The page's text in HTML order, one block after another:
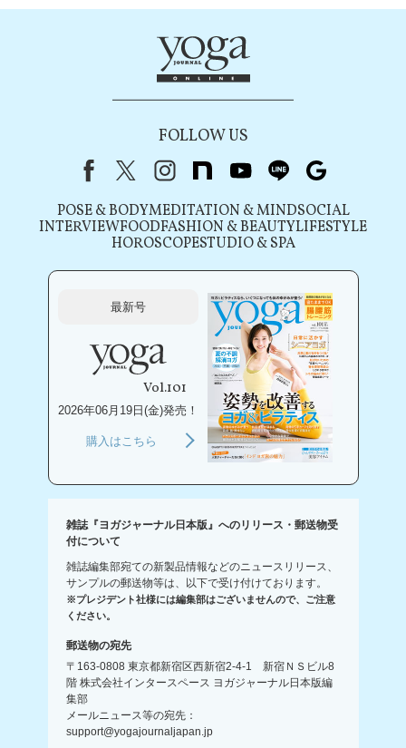
FOLLOW US
FacebookX（旧Twitter）
instagram
note youtubeline
POSE & BODYMEDITATION & MINDSOCIAL
INTERVIEWFOODFASHION & BEAUTYLIFESTYLE
HOROSCOPESTUDIO & SPA
最新号
Vol.101
2026年06月19日(金)発売！
購入はこちら
雑誌『ヨガジャーナル日本版』へのリリース・郵送物受
付について
雑誌編集部宛ての新製品情報などのニュースリリース、
サンプルの郵送物等は、以下で受け付けております。
※プレジデント社様には編集部はございませんので、ご注意
ください。
郵送物の宛先
〒163-0808 東京都新宿区西新宿2-4-1 新宿ＮＳビル8
階 株式会社インタースペース ヨガジャーナル日本版編
集部
メールニュース等の宛先：
support@yogajournaljapan.jp